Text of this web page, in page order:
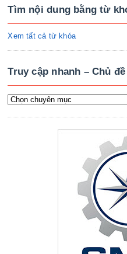
Tìm nội dung bằng từ
Xem tất cả từ khóa
Truy cập nhanh – Chủ